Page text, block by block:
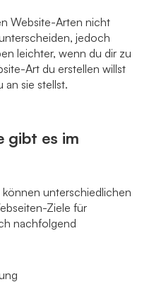
Website-Arten nicht
jedoch
leichter, wenn du dir zu
Art du erstellen willst
sie stellst.
gibt es im
unterschiedlichen
Ziele für
nachfolgend